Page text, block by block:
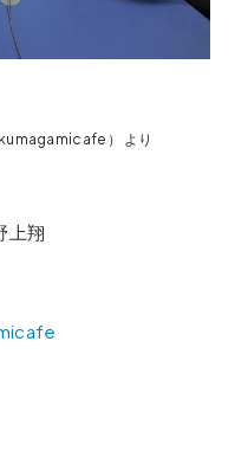
Twitter（@kumagamicafe） より
上翔